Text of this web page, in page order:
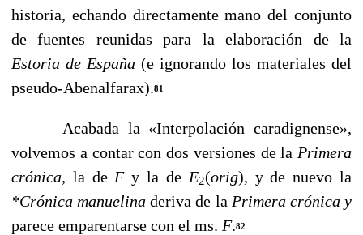
historia, echando directamente mano del conjunto
de fuentes reunidas para la elaboración de la
Estoria de España (e ignorando los materiales del
pseudo-Abenalfarax).81
Acabada la «Interpolación caradignense»,
volvemos a contar con dos versiones de la Primera
crónica, la de Fy la de E2(orig), y de nuevo la
*Crónica manuelinaderiva de la Primera crónica y
parece emparentarse con el ms. F.82